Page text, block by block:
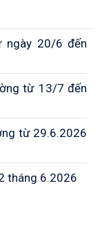
ngày 20/6 đến
từ 13/7 đến
từ 29.6.2026
tháng 6.2026